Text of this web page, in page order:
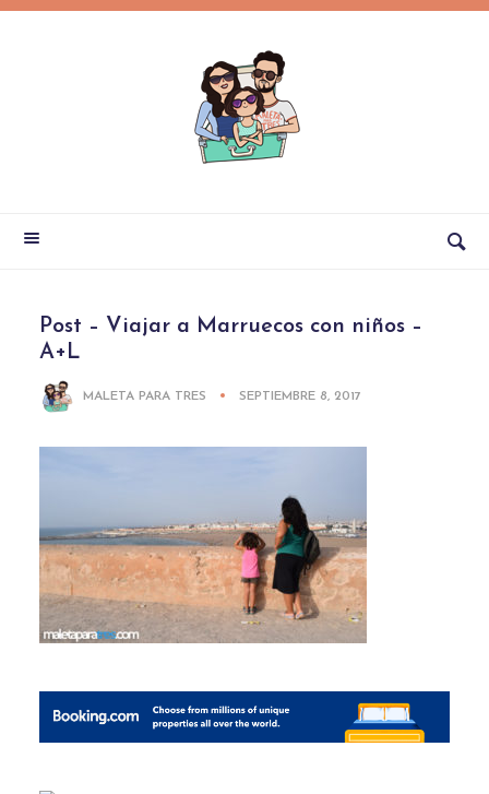
Post – Viajar a Marruecos con niños –
A+L
MALETA PARA TRES SEPTIEMBRE 8, 2017